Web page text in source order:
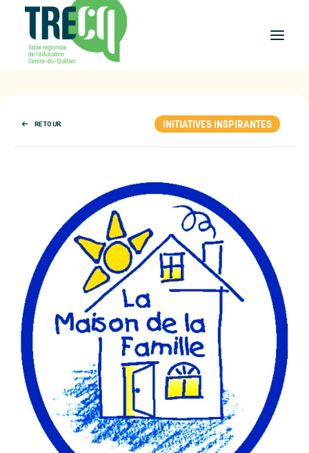
études-travail
au Centre-du-Québec
Outils
et publications
Accueil
À propos
Nouvelles
Nous joindre
RETOUR INITIATIVES INSPIRANTES